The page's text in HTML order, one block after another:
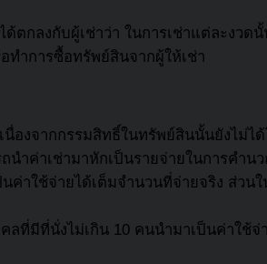
ตกลงกับผู้เช่าว่า ในการเช่าแต่ละงว
ทำการซื้อทรัพย์สินจากผู้ให้เช่า
องจากกรรมสิทธิ์ในทรัพย์สินนั้นยังไม่ได้
ำค่าเช่ามาหักเป็นรายจ่ายในการคำน
ค่าใช้จ่ายได้เต็มจำนวนที่จ่ายจริง ส่ว
ที่มีที่นั่งไม่เกิน 10 คนนำมาเป็นค่าใช้